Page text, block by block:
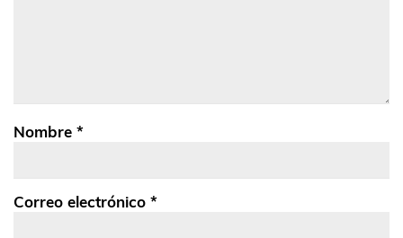
Nombre *
Correo electrónico *